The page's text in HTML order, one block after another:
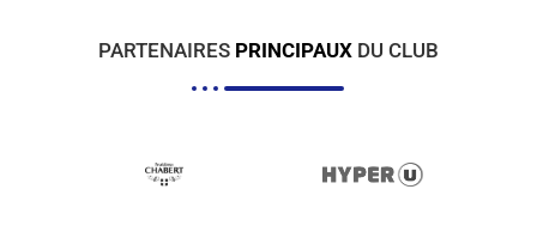
PARTENAIRES PRINCIPAUX DU CLUB